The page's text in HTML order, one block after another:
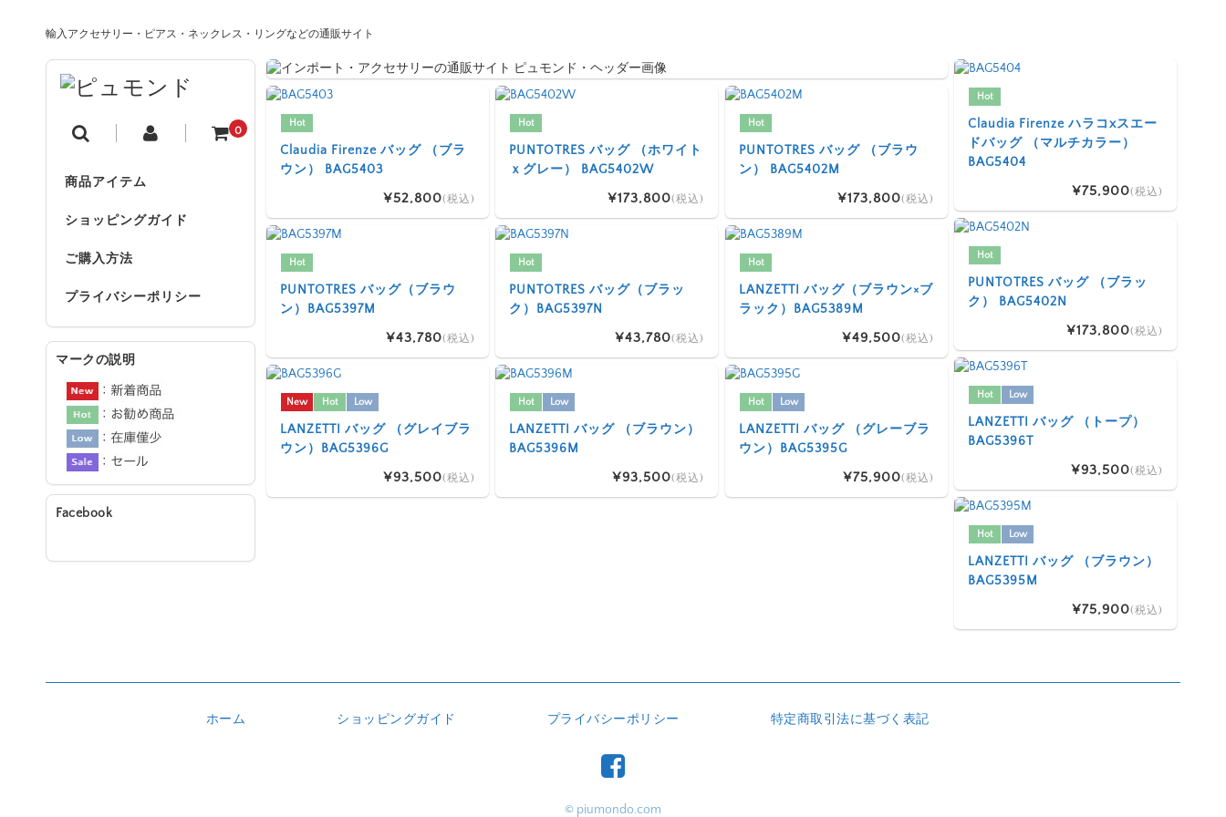
輸入アクセサリー・ピアス・ネックレス・リングなどの通販サイト
0
商品アイテム
ショッピングガイド
ご購入方法
プライバシーポリシー
Hot
Claudia Firenze ハラコxスエー
ドバッグ （マルチカラー）
BAG5404
¥75,900(税込)
Hot
Claudia Firenze バッグ （ブラ
ウン） BAG5403
¥52,800(税込)
Hot
PUNTOTRES バッグ （ホワイト
ｘグレー） BAG5402W
¥173,800(税込)
Hot
PUNTOTRES バッグ （ブラウ
ン） BAG5402M
¥173,800(税込)
Hot
PUNTOTRES バッグ （ブラッ
ク） BAG5402N
¥173,800(税込)
Hot
PUNTOTRES バッグ（ブラウ
ン）BAG5397M
¥43,780(税込)
Hot
PUNTOTRES バッグ（ブラッ
ク）BAG5397N
¥43,780(税込)
Hot
LANZETTI バッグ（ブラウン×ブ
ラック）BAG5389M
¥49,500(税込)
Hot Low
LANZETTI バッグ （トープ）
BAG5396T
¥93,500(税込)
New Hot Low
LANZETTI バッグ （グレイブラ
ウン）BAG5396G
¥93,500(税込)
Hot Low
LANZETTI バッグ （ブラウン）
BAG5396M
¥93,500(税込)
Hot Low
LANZETTI バッグ （グレーブラ
ウン）BAG5395G
¥75,900(税込)
Hot Low
LANZETTI バッグ （ブラウン）
BAG5395M
¥75,900(税込)
マークの説明
Facebook
ホーム ショッピングガイド プライバシーポリシー 特定商取引法に基づく表記
© piumondo.com